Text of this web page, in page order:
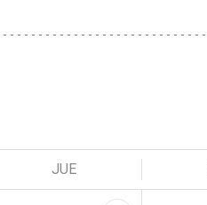
JUE